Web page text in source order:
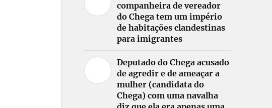
companheira de vereador
do Chega tem um império
de habitações clandestinas
para imigrantes
Deputado do Chega acusado
de agredir e de ameaçar a
mulher (candidata do
Chega) com uma navalha